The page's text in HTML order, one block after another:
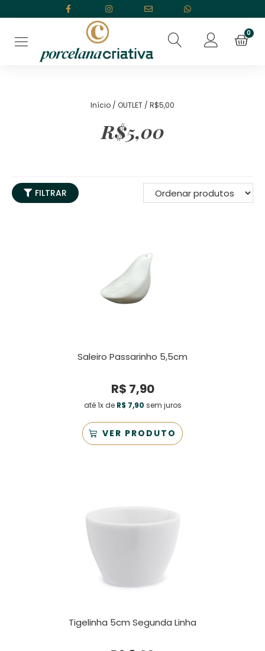
Início / OUTLET / R$5,00
R$5,00
FILTRAR
Saleiro Passarinho 5,5cm
R$ 7,90
até 1x de R$ 7,90 sem juros
VER PRODUTO
Tigelinha 5cm Segunda Linha